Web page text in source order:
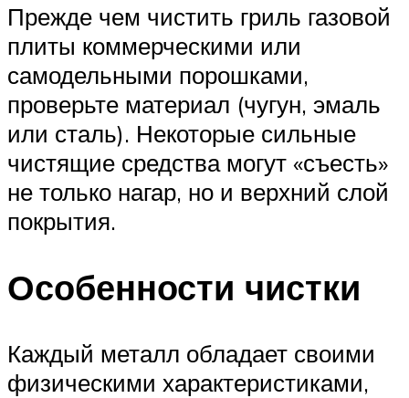
Прежде чем чистить гриль газовой
плиты коммерческими или
самодельными порошками,
проверьте материал (чугун, эмаль
или сталь). Некоторые сильные
чистящие средства могут «съесть»
не только нагар, но и верхний слой
покрытия.
Особенности чистки
Каждый металл обладает своими
физическими характеристиками,